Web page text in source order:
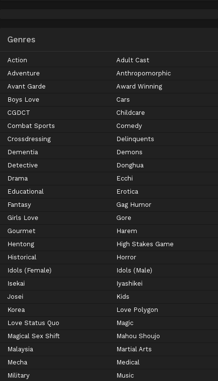
Genres
Action
Adult Cast
Adventure
Anthropomorphic
Avant Garde
Award Winning
Boys Love
Cars
CGDCT
Childcare
Combat Sports
Comedy
Crossdressing
Delinquents
Dementia
Demons
Detective
Donghua
Drama
Ecchi
Educational
Erotica
Fantasy
Gag Humor
Girls Love
Gore
Gourmet
Harem
Hentong
High Stakes Game
Historical
Horror
Idols (Female)
Idols (Male)
Isekai
Iyashikei
Josei
Kids
Korea
Love Polygon
Love Status Quo
Magic
Magical Sex Shift
Mahou Shoujo
Malaysia
Martial Arts
Mecha
Medical
Military
Music